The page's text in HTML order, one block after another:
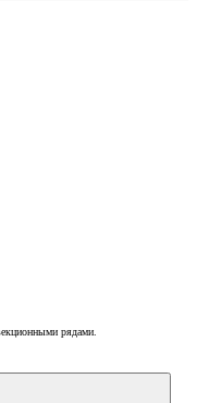
рядами.